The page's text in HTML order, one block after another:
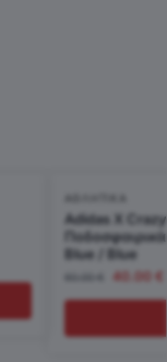
Adidas X
Blue / Blue
40.00 €